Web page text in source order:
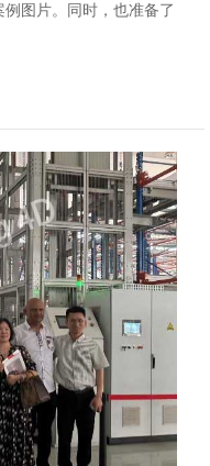
图片。同时，也准备了